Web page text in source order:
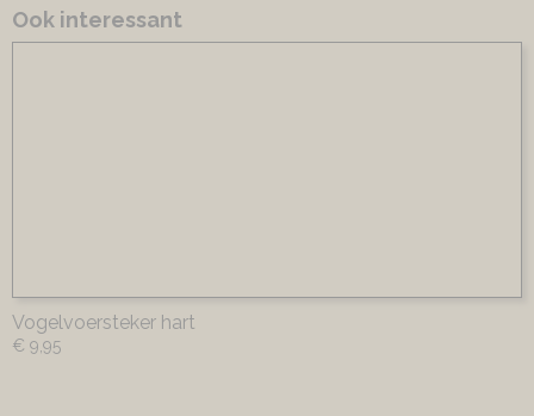
Ook interessant
Vogelvoersteker hart
€ 9,95